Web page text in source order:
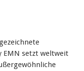
EMN setzt weltweit